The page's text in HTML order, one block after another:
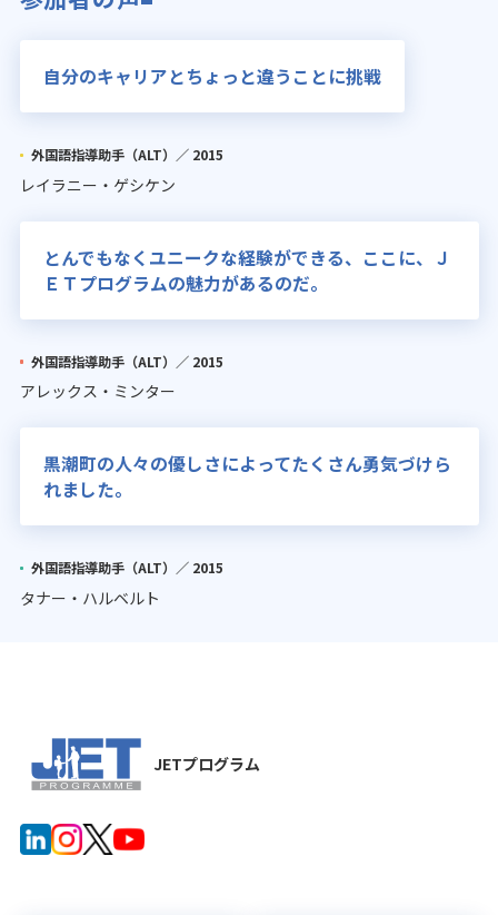
自分のキャリアとちょっと違うことに挑戦
外国語指導助手（ALT）／ 2015
レイラニー・ゲシケン
とんでもなくユニークな経験ができる、ここに、Ｊ
ＥＴプログラムの魅力があるのだ。
外国語指導助手（ALT）／ 2015
アレックス・ミンター
黒潮町の人々の優しさによってたくさん勇気づけら
れました。
外国語指導助手（ALT）／ 2015
タナー・ハルベルト
JETプログラム